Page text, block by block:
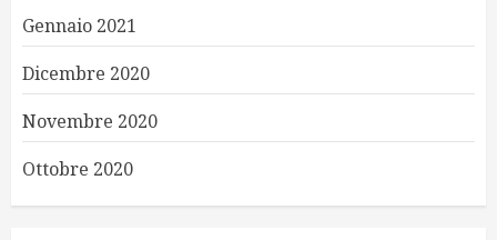
Gennaio 2021
Dicembre 2020
Novembre 2020
Ottobre 2020